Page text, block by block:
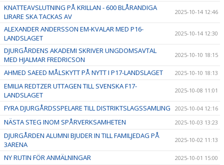
KNATTEAVSLUTNING PÅ KRILLAN - 600 BLÅRANDIGA
LIRARE SKA TACKAS AV
2025-10-14 12:46
ALEXANDER ANDERSSON EM-KVALAR MED P16-
LANDSLAGET
2025-10-14 12:30
DJURGÅRDENS AKADEMI SKRIVER UNGDOMSAVTAL
MED HJALMAR FREDRICSON
2025-10-10 18:15
AHMED SAEED MÅLSKYTT PÅ NYTT I P17-LANDSLAGET 2025-10-10 18:13
EMILIA REDTZER UTTAGEN TILL SVENSKA F17-
LANDSLAGET
2025-10-08 11:01
FYRA DJURGÅRDSSPELARE TILL DISTRIKTSLAGSSAMLING 2025-10-04 12:16
NÄSTA STEG INOM SPÅRVERKSAMHETEN 2025-10-03 13:23
DJURGÅRDEN ALUMNI BJUDER IN TILL FAMILJEDAG PÅ
3ARENA
2025-10-02 11:13
NY RUTIN FÖR ANMÄLNINGAR 2025-10-01 15:00